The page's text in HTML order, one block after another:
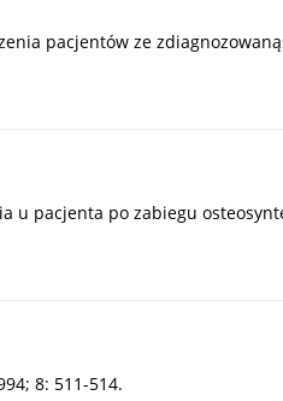
pacjentów ze
u pacjenta po zabiegu
8: 511-514.